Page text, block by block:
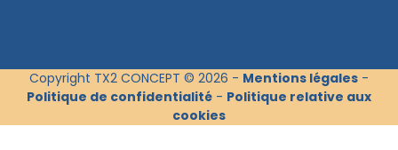
Copyright TX2 CONCEPT © 2026 - Mentions légales -
Politique de confidentialité - Politique relative aux
cookies